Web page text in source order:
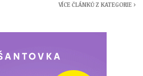
VÍCE ČLÁNKŮ Z KATEGORIE ›